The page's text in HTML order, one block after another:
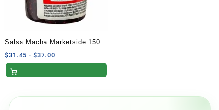
Salsa Macha Marketside 150
G
$31.45 - $37.00
de
$31.45